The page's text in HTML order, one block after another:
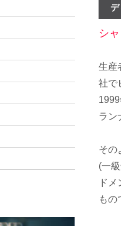
シ
生産
社で
ラン
その
(一
ド
もの